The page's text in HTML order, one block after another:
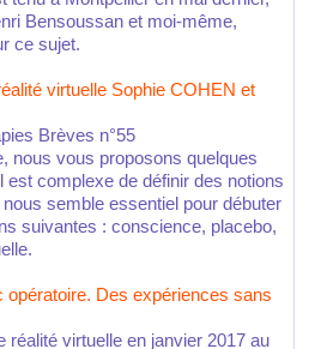
Bensoussan et moi-même,
ce sujet.
virtuelle Sophie COHEN et
Brèves n°55
nous vous proposons quelques
est complexe de définir des notions
semble essentiel pour débuter
suivantes : conscience, placebo,
opératoire. Des expériences sans
réalité virtuelle en janvier 2017 au